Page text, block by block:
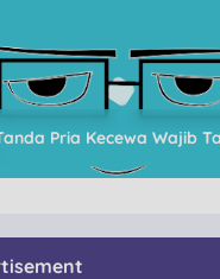
Pria Kecewa Wajib